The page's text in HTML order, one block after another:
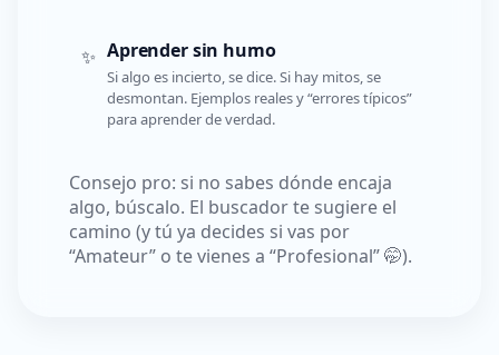
✨ Aprender sin humo
Si algo es incierto, se dice. Si hay mitos, se
desmontan. Ejemplos reales y “errores típicos”
para aprender de verdad.
Consejo pro: si no sabes dónde encaja
algo, búscalo. El buscador te sugiere el
camino (y tú ya decides si vas por
“Amateur” o te vienes a “Profesional” 🤭).